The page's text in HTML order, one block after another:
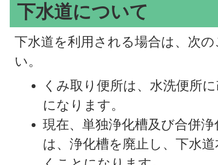
下水道について
下水道を利用される場合は、次
い。
くみ取り便所は、水洗便所
になります。
現在、単独浄化槽及び合併
は、浄化槽を廃止し、下水